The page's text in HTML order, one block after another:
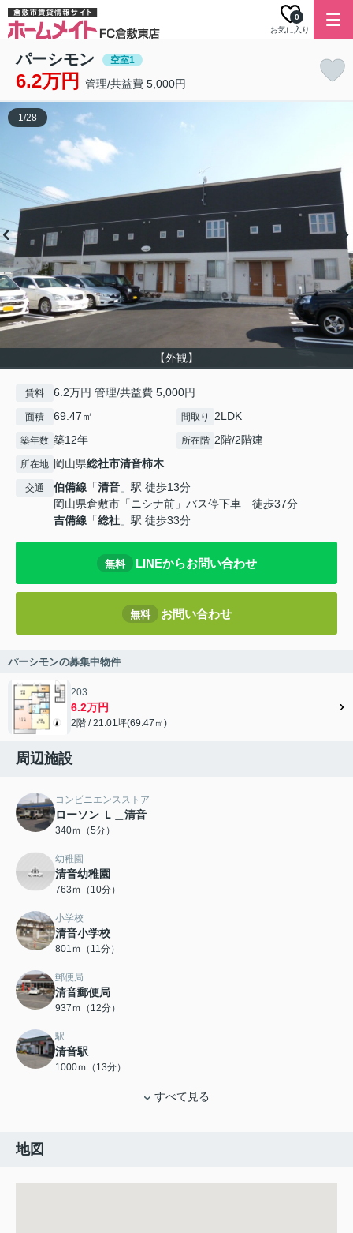
お気に入り
0
パーシモン 空室1
6.2万円 管理/共益費 5,000円
【外観】
1/28
賃料 6.2万円 管理/共益費 5,000円
面積 69.47㎡ 間取り 2LDK
築年数 築12年 所在階 2階/2階建
所在地 岡山県総社市清音柿木
交通 伯備線 「清音 」駅 徒歩13分
岡山県倉敷市「ニシナ前」バス停下車 徒歩37分
吉備線 「総社 」駅 徒歩33分
無料 LINEからお問い合わせ
無料 お問い合わせ
パーシモンの募集中物件
203
6.2万円
2階 / 21.01坪(69.47㎡)
周辺施設
コンビニエンスストア
ローソン Ｌ＿清音
340ｍ（5分）
幼稚園
清音幼稚園
763ｍ（10分）
小学校
清音小学校
801ｍ（11分）
郵便局
清音郵便局
937ｍ（12分）
駅
清音駅
1000ｍ（13分）
すべて見る
地図